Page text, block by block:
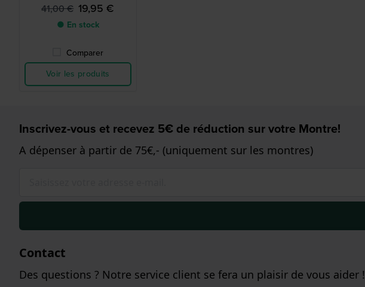
41,00 € 19,95 €
● En stock
Comparer
Voir les produits
Inscrivez-vous et recevez 5€ de réduction sur votre Montre!
A dépenser à partir de 75€,- (uniquement sur les montres)
Contact
Des questions ? Notre service client se fera un plaisir de vous aider !